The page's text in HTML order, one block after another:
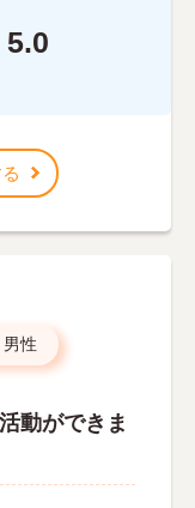
5.0
男性
動ができま